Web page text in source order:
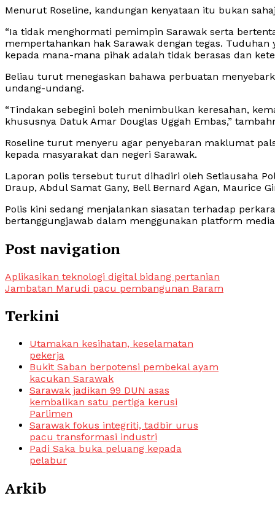
Menurut Roseline, kandungan kenyataan itu bukan
“Ia tidak menghormati pemimpin Sarawak serta
mempertahankan hak Sarawak dengan tegas. Tuduhan
kepada mana-mana pihak adalah tidak berasas dan
Beliau turut menegaskan bahawa perbuatan
undang-undang.
“Tindakan sebegini boleh menimbulkan keresahan,
khususnya Datuk Amar Douglas Uggah Embas,”
Roseline turut menyeru agar penyebaran maklumat
kepada masyarakat dan negeri Sarawak.
Laporan polis tersebut turut dihadiri oleh Setiausaha
Draup, Abdul Samat Gany, Bell Bernard Agan, Maurice
Polis kini sedang menjalankan siasatan terhadap
bertanggungjawab dalam menggunakan platform media
Post navigation
Aplikasikan teknologi digital bidang pertanian
Jambatan Marudi pacu pembangunan Baram
Terkini
Utamakan kesihatan, keselamatan
pekerja
Bukit Saban berpotensi pembekal ayam
kacukan Sarawak
Sarawak jadikan 99 DUN asas
kembalikan satu pertiga kerusi
Parlimen
Sarawak fokus integriti, tadbir urus
pacu transformasi industri
Padi Saka buka peluang kepada
pelabur
Arkib